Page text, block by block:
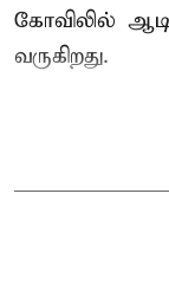
கோவிலில்
வருகிறது.